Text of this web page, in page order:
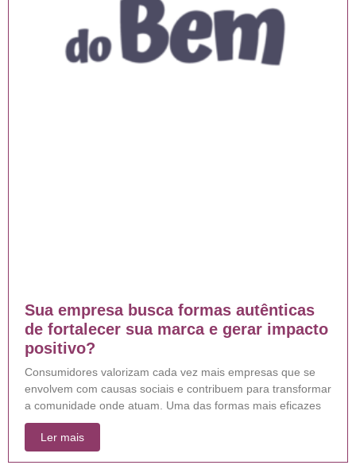
Sua empresa busca formas autênticas
de fortalecer sua marca e gerar impacto
positivo?
Consumidores valorizam cada vez mais empresas que se
envolvem com causas sociais e contribuem para transformar
a comunidade onde atuam. Uma das formas mais eficazes
Ler mais